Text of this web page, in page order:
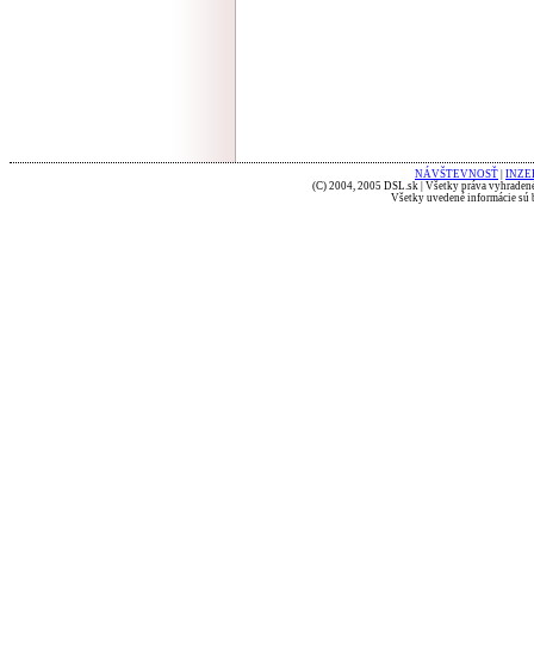
NÁVŠTEVNOSŤ
(C) 2004, 2005 DSL.sk | Všetky práva
Všetky uvedené informácie sú